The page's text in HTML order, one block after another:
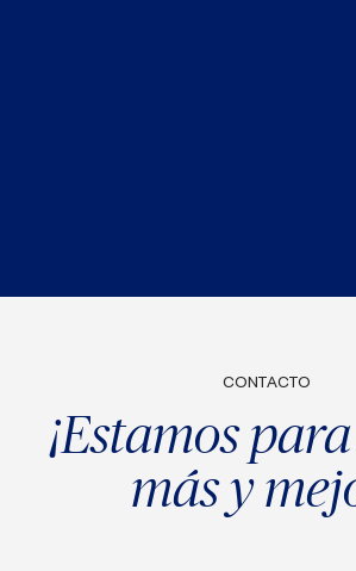
CONTACTO
¡Estamos
más y